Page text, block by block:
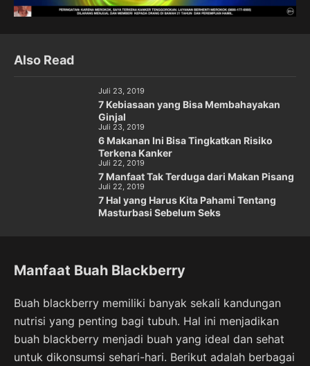
Also Read
Juli 23, 2019
7 Kebiasaan yang Bisa Membahayakan
Ginjal
Juli 23, 2019
6 Makanan Ini Bisa Tingkatkan Risiko
Terkena Kanker
Juli 22, 2019
7 Manfaat Tak Terduga dari Makan Pisang
Juli 22, 2019
7 Hal yang Harus Kita Pahami Tentang
Masturbasi Sebelum Seks
Manfaat Buah Blackberry
Buah blackberry memiliki banyak sekali kandungan
nutrisi yang penting bagi tubuh. Hal ini menjadikan
buah blackberry menjadi buah yang ideal dan sehat
untuk dikonsumsi sehari-hari. Berikut adalah berbagai